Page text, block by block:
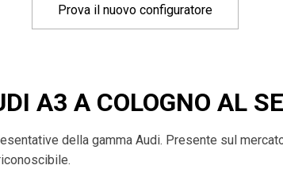
Prova il nuovo configuratore
A3 A COLOGNO AL
della gamma Audi. Presente sul